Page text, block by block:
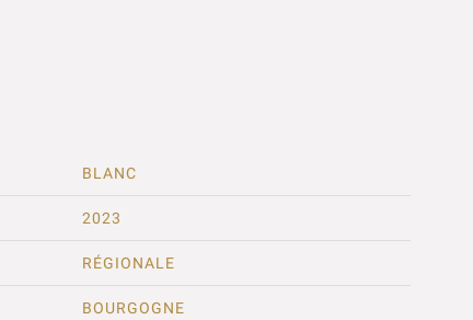
BLANC
2023
RÉGIONALE
BOURGOGNE